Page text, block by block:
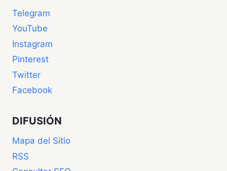
Telegram
YouTube
Instagram
Pinterest
Twitter
Facebook
DIFUSIÓN
Mapa del Sitio
RSS